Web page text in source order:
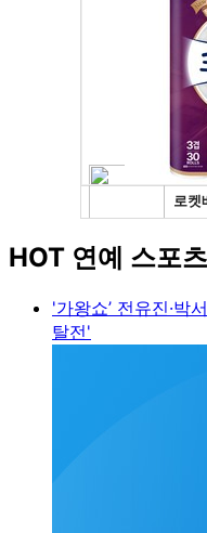
HOT 연예 스포츠
'가왕쇼’ 전유진·박
탈전'